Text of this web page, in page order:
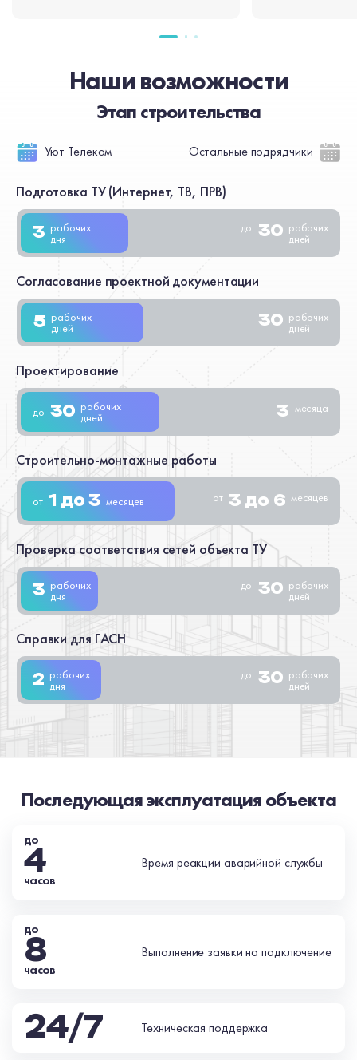
Наши возможности
Этап строительства
Уют Телеком Остальные подрядчики
Подготовка ТУ (Интернет, ТВ, ПРВ)
3 рабочих
дня
до 30 рабочих
дней
Согласование проектной документации
5 рабочих
дней 30 рабочих
дней
Проектирование
до 30 рабочих
дней 3 месяца
Строительно-монтажные работы
от 1 до 3 месяцев от 3 до 6 месяцев
Проверка соответствия сетей объекта ТУ
3 рабочих
дня
до 30 рабочих
дней
Справки для ГАСН
2 рабочих
дня
до 30 рабочих
дней
Последующая эксплуатация объекта
до
4
часов
Время реакции аварийной службы
до
8
часов
Выполнение заявки на подключение
24/7 Техническая поддержка